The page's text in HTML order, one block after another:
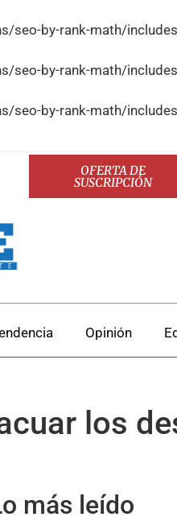
by-rank-math/
by-rank-math/
by-rank-math/
OFERTA DE
SUSCRIPCIÓN
Opinión
los
más leído